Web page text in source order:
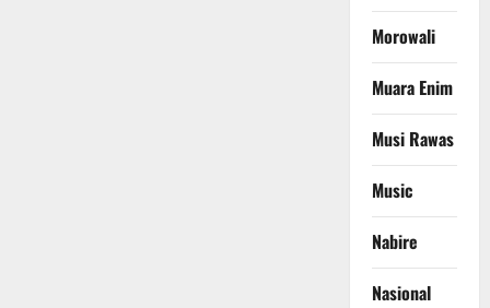
Morowali
Muara Enim
Musi Rawas
Music
Nabire
Nasional